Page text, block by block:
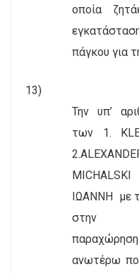
οποία
πάγκου για
13)
Την υπ’
των 1.
2.
MICHALSKI
ΙΩΑΝΝΗ με
στην
ανωτέρω